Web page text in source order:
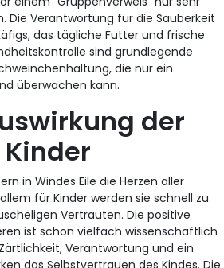
Die Verantwortung für die Sauberkeit
das tägliche Futter und frische
sind grundlegende
die nur ein
überwachen kann.
der
in Windes Eile die Herzen aller
für Kinder werden sie schnell zu
Vertrauten. Die positive
ist schon vielfach wissenschaftlich
Verantwortung und ein
das Selbstvertrauen des Kindes. Die